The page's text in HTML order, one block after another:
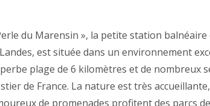
du Marensin », la petite station balnéaire
est située dans un environnement
plage de 6 kilomètres et de nombreux
de France. La nature est très
de promenades profitent des parcs